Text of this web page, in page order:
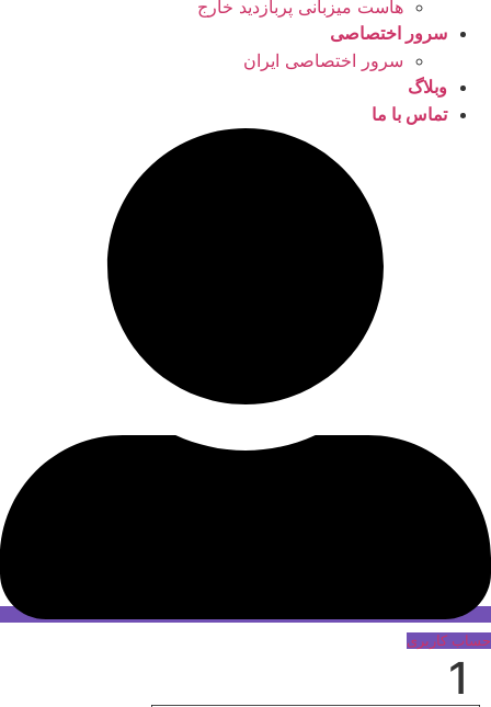
هاست میزبانی پربازدید خارج
سرور اختصاصی
سرور اختصاصی ایران
وبلاگ
تماس با ما
حساب کاربری
1